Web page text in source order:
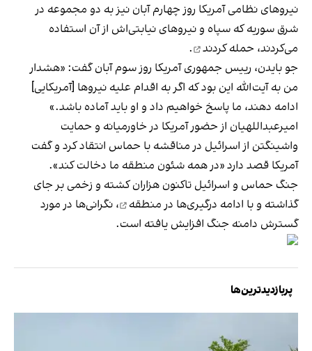
نیروهای نظامی آمریکا روز چهارم آبان نیز به دو مجموعه در
شرق سوریه که سپاه و نیروهای نیابتی‌اش از آن استفاده
می‌کردند، حمله کردند
.
جو بایدن، رییس‌ جمهوری آمریکا روز سوم آبان گفت: «هشدار
من به آیت‌الله این بود که اگر به اقدام علیه نیروها [آمریکایی‌]
ادامه دهند، ما پاسخ خواهیم داد و او باید آماده باشد.»
امیرعبداللهیان از حضور آمریکا در خاورمیانه و حمایت
واشینگتن از اسرائیل در مناقشه با حماس انتقاد کرد و گفت
آمریکا قصد دارد «در همه شئون منطقه ما دخالت کند».
جنگ حماس و اسرائیل تاکنون هزاران کشته و زخمی بر جای
گذاشته و با ادامه درگیری‌ها در منطقه
، نگرانی‌ها در مورد
گسترش دامنه جنگ افزایش یافته است.
پربازدیدترین‌ها